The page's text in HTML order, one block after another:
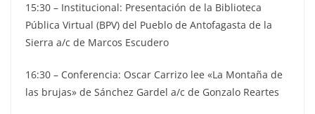
15:30 – Institucional: Presentación de la Biblioteca
Pública Virtual (BPV) del Pueblo de Antofagasta de la
Sierra a/c de Marcos Escudero
16:30 – Conferencia: Oscar Carrizo lee «La Montaña de
las brujas» de Sánchez Gardel a/c de Gonzalo Reartes